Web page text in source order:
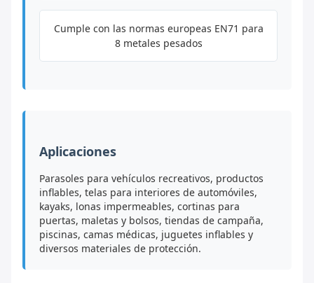
Cumple con las normas europeas EN71 para
8 metales pesados
Aplicaciones
Parasoles para vehículos recreativos, productos
inflables, telas para interiores de automóviles,
kayaks, lonas impermeables, cortinas para
puertas, maletas y bolsos, tiendas de campaña,
piscinas, camas médicas, juguetes inflables y
diversos materiales de protección.